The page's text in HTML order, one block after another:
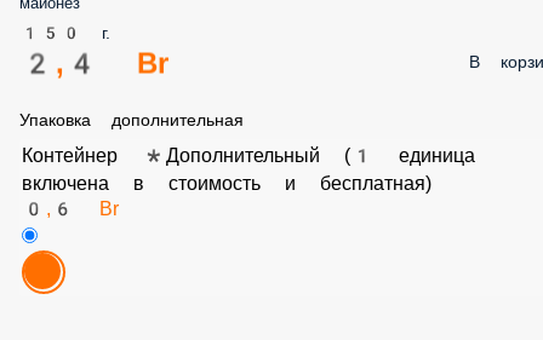
150 г.
2,4 Br
Контейнер *Дополнительный (1 единица включена в
стоимость и бесплатная)
0,6 Br